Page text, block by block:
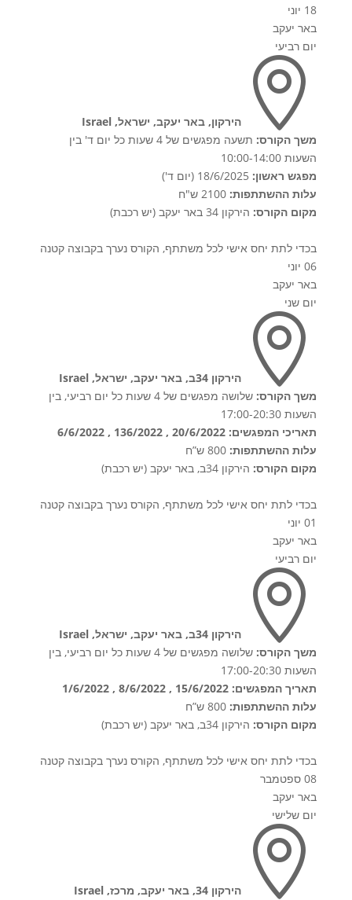
18 יוני
באר יעקב
יום רביעי

הירקון, באר יעקב, ישראל, Israel
משך הקורס:
תשעה מפגשים של 4 שעות כל יום ד' בין
השעות 10:00-14:00
מפגש ראשון:
עלות ההשתתפות:
מקום הקורס: הירקון 34 באר יעקב (יש רכבת)
בכדי לתת יחס אישי לכל משתתף, הקורס נערך בקבוצה קטנה
06 יוני
באר יעקב
יום שני

הירקון 34ב, באר יעקב, ישראל, Israel
משך הקורס:
שלושה מפגשים של 4 שעות כל יום רביעי, בין
השעות 17:00-20:30
תאריכי המפגשים: 20/6/2022 , 136/2022 , 6/6/2022
עלות ההשתתפות:
מקום הקורס: הירקון 34ב, באר יעקב (יש רכבת)
בכדי לתת יחס אישי לכל משתתף, הקורס נערך בקבוצה קטנה
01 יוני
באר יעקב
יום רביעי

הירקון 34ב, באר יעקב, ישראל, Israel
משך הקורס:
שלושה מפגשים של 4 שעות כל יום רביעי, בין
השעות 17:00-20:30
תאריך המפגשים: 15/6/2022 , 8/6/2022 , 1/6/2022
עלות ההשתתפות:
מקום הקורס: הירקון 34ב, באר יעקב (יש רכבת)
בכדי לתת יחס אישי לכל משתתף, הקורס נערך בקבוצה קטנה
08 ספטמבר
באר יעקב
יום שלישי

הירקון 34, באר יעקב, מרכז, Israel